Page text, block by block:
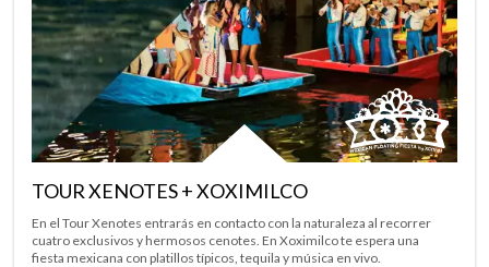
TOUR XENOTES + XOXIMILCO
En el Tour Xenotes entrarás en contacto con la naturaleza al recorrer
cuatro exclusivos y hermosos cenotes. En Xoximilco te espera una
fiesta mexicana con platillos típicos, tequila y música en vivo.